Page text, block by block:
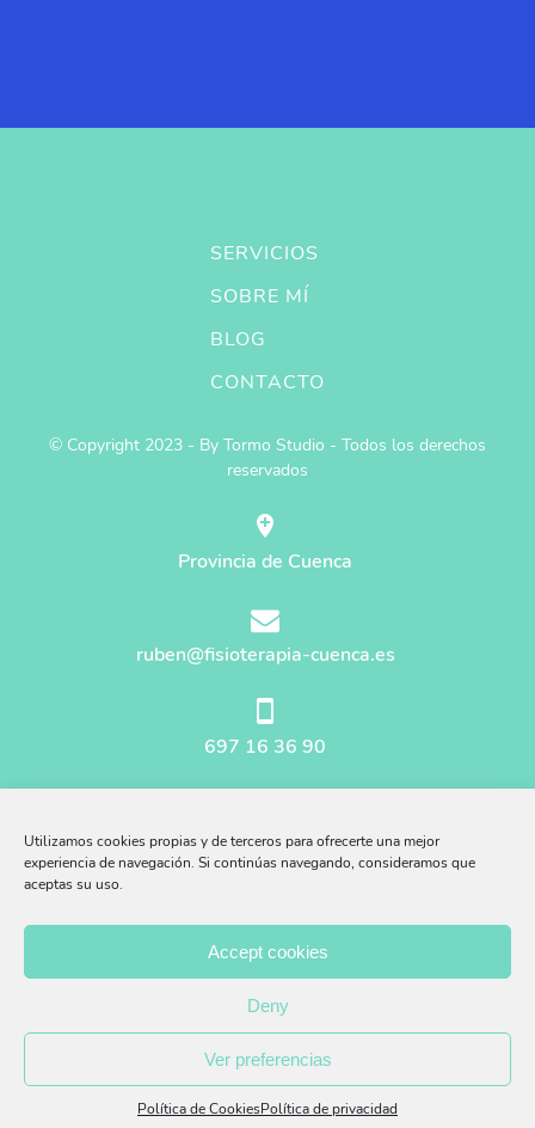
Utilizamos cookies propias y de terceros para ofrecerte una mejor
experiencia de navegación. Si continúas navegando, consideramos que
aceptas su uso.
Accept cookies
Deny
Ver preferencias
Política de CookiesPolítica de privacidad
SERVICIOS
SOBRE MÍ
BLOG
CONTACTO
© Copyright 2023 - By Tormo Studio - Todos los derechos
reservados
Provincia de Cuenca
ruben@fisioterapia-cuenca.es
697 16 36 90
Aviso Legal
Política Privacidad
Política Cookies